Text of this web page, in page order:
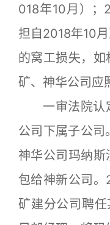
018年10月）；
担自2018年10
的窝工损失，
矿、神华公司应
一审法院认
公司下属子公
神华公司玛纳
包给神新公司
矿建分公司聘